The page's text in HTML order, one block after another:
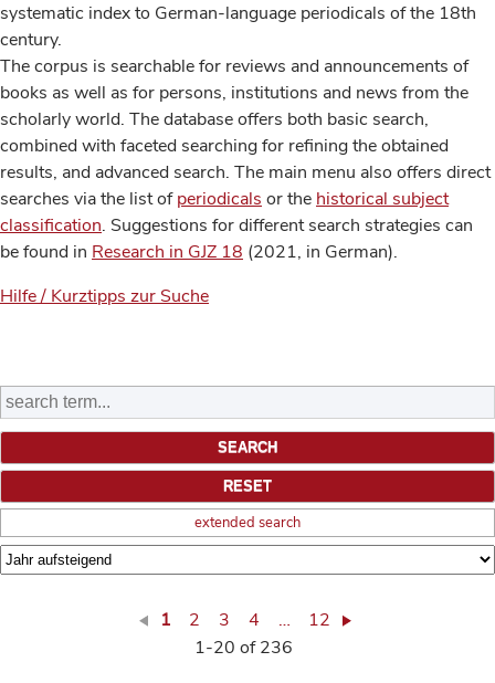
systematic index to German-language periodicals of the 18th
century.
The corpus is searchable for reviews and announcements of
books as well as for persons, institutions and news from the
scholarly world. The database offers both basic search,
combined with faceted searching for refining the obtained
results, and advanced search. The main menu also offers direct
searches via the list ofperiodicals or the historical subject
classification. Suggestions for different search strategies can
be found in Research in GJZ 18 (2021, in German).
Hilfe / Kurztipps zur Suche
extended search
1 2 3 4 …
12
1-20 of 236